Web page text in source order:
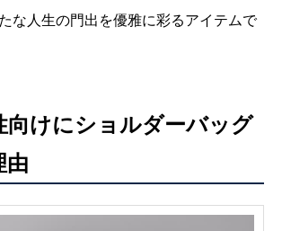
な人生の門出を優雅に彩るアイテムで
向けにショルダーバッグ
由